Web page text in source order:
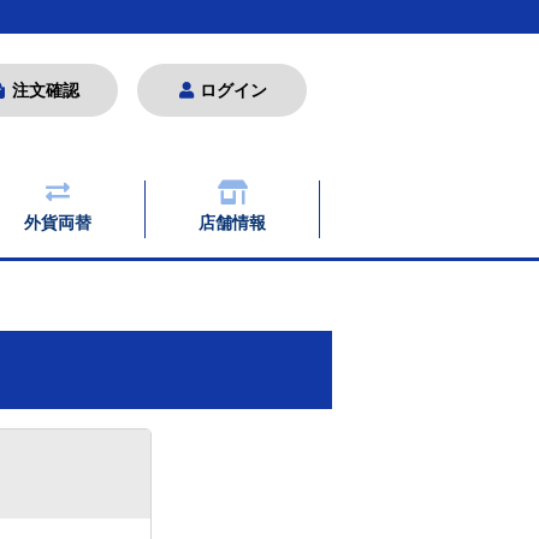
注文確認 ログイン
外貨両替 店舗情報